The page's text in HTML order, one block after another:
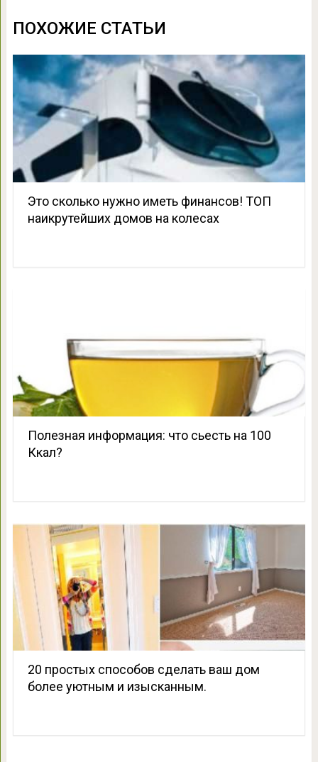
ПОХОЖИЕ СТАТЬИ
Это сколько нужно иметь финансов! ТОП
наикрутейших домов на колесах
Полезная информация: что сьесть на 100
Ккал?
20 простых способов сделать ваш дом
более уютным и изысканным.